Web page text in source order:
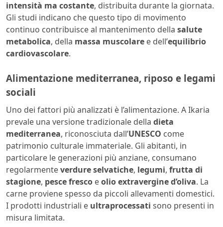
intensità ma costante, distribuita durante la giornata.
Gli studi indicano che questo tipo di movimento
continuo contribuisce al mantenimento della salute
metabolica, della massa muscolare e dell’equilibrio
cardiovascolare.
Alimentazione mediterranea, riposo e legami
sociali
Uno dei fattori più analizzati è l’alimentazione. A Ikaria
prevale una versione tradizionale della dieta
mediterranea, riconosciuta dall’UNESCO come
patrimonio culturale immateriale. Gli abitanti, in
particolare le generazioni più anziane, consumano
regolarmenteverdure selvatiche, legumi, frutta di
stagione, pesce fresco eolio extravergine d’oliva. La
carne proviene spesso da piccoli allevamenti domestici.
I prodotti industriali e ultraprocessati sono presenti in
misura limitata.